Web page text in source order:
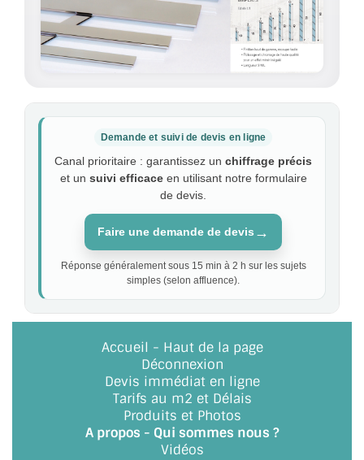
Demande et suivi de devis en ligne
Canal prioritaire : garantissez un chiffrage précis
et un suivi efficaceen utilisant notre formulaire
de devis.
Faire une demande de devis →
Réponse généralement sous 15 min à 2 h sur les sujets
simples (selon affluence).
Accueil - Haut de la page
Déconnexion
Devis immédiat en ligne
Tarifs au m2 et Délais
Produits et Photos
A propos - Qui sommes nous ?
Vidéos